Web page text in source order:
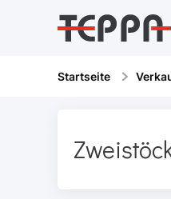
Startseite